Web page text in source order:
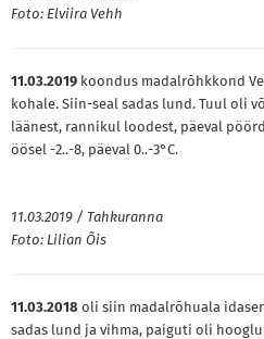
Foto: Elviira Vehh
11.03.2019 koondus madalrõhkkond
kohale. Siin-seal sadas lund. Tuul oli
läänest, rannikul loodest, päeval
öösel -2..-8, päeval 0..-3°C.
11.03.2019 / Tahkuranna
Foto: Lilian Õis
11.03.2018 oli siin madalrõhuala
sadas lund ja vihma, paiguti oli